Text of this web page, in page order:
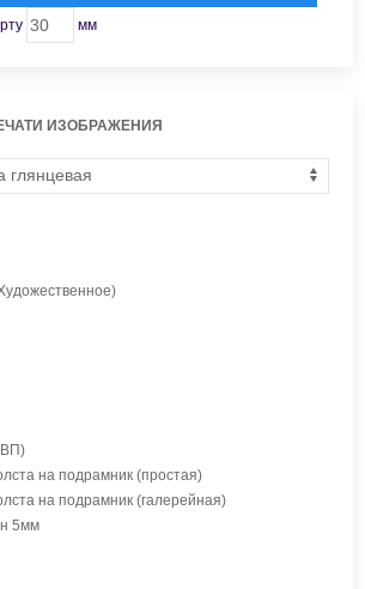
мм
ИЗОБРАЖЕНИЯ
на подрамник (простая)
на подрамник (галерейная)
5мм